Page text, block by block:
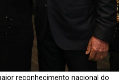
reconhecimento nacional do